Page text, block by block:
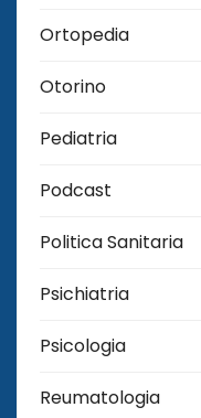
Ortopedia
Otorino
Pediatria
Podcast
Politica Sanitaria
Psichiatria
Psicologia
Reumatologia